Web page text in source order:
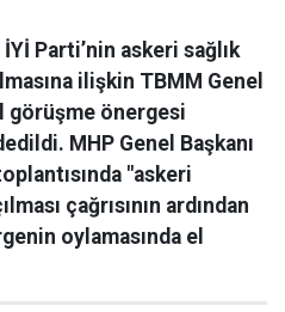
Parti’nin askeri sağlık
ilişkin TBMM Genel
görüşme önergesi
MHP Genel Başkanı
"askeri
çağrısının ardından
oylamasında el